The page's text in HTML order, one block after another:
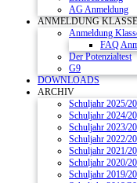
AG Anmeldung
ANMELDUNG
Anmeldung
FAQ
Der Potenzialtest
G9
DOWNLOADS
ARCHIV
Schuljahr 2025/
Schuljahr 2024/
Schuljahr 2023/
Schuljahr 2022/
Schuljahr 2021/
Schuljahr 2020/
Schuljahr 2019/